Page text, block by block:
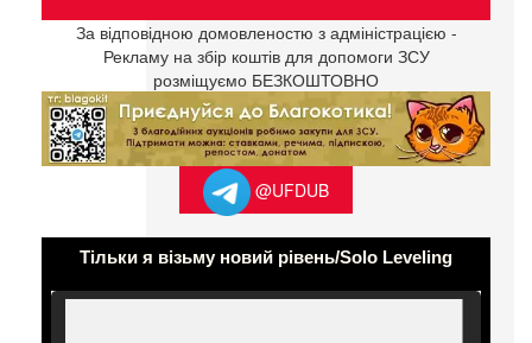
За відповідною домовленостю з адміністрацією -
Рекламу на збір коштів для допомоги ЗСУ
розміщуємо БЕЗКОШТОВНО
@UFDUB